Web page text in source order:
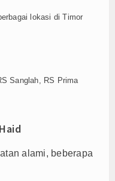
lokasi di Timor
Sanglah, RS Prima
alami, beberapa